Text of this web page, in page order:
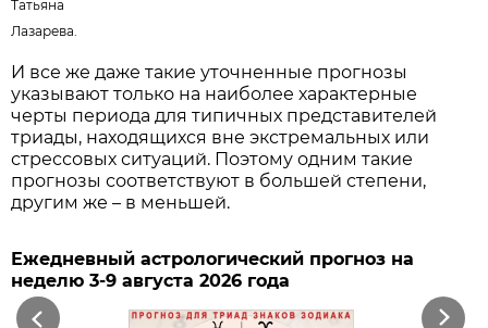
Татьяна
Лазарева.
И все же даже такие уточненные прогнозы
указывают только на наиболее характерные
черты периода для типичных представителей
триады, находящихся вне экстремальных или
стрессовых ситуаций. Поэтому одним такие
прогнозы соответствуют в большей степени,
другим же – в меньшей.
Ежедневный астрологический прогноз на
неделю 3-9 августа 2026 года
Previous
Next